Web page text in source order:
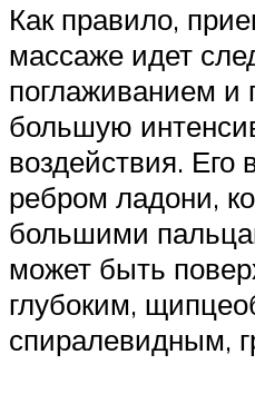
Как правило,
массаже идет
поглаживанием и
большую
воздействия. Его
ребром ладони,
большими
может быть
глубоким,
спиралевидным,